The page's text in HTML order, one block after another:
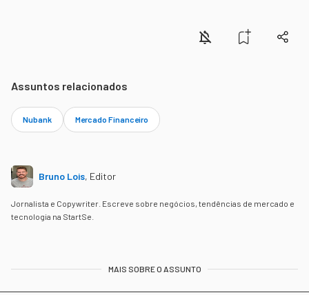
Assuntos relacionados
Nubank Mercado Financeiro
Bruno Lois, Editor
Jornalista e Copywriter. Escreve sobre negócios, tendências de mercado e
tecnologia na StartSe.
MAIS SOBRE O ASSUNTO